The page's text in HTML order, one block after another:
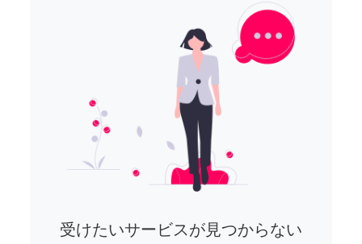
受けたいサービスが見つからない